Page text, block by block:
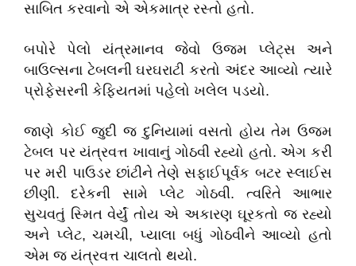
સાબિત કરવાનો એ એકમાત્ર રસ્તો હતો.
બપોરે પેલો યંત્રમાનવ જેવો ઉજમ પ્લેટ્સ
અને
બાઉલ્સના ટેબલની ઘરઘરાટી કરતો અંદર આવ્યો ત્યારે
પ્રોફેસરની કેફિયતમાં પહેલો ખલેલ પડયો.
જાણે કોઈ જુદી જ દુનિયામાં વસતો હોય તેમ ઉજમ
ટેબલ પર યંત્રવત્ત ખાવાનું ગોઠવી રહ્યો હતો.એગ કરી
પર મરી પાઉડર છાંટીને તેણે સફાઈપૂર્વક બટર સ્લાઈસ
છીણી.દરેકની સામે પ્લેટ ગોઠવી. ત્વરિતે
આભાર
સુચવતું સ્મિત વેર્યું તોય એ અકારણ ઘૂરકતો જ રહ્યો
અને પ્લેટ,ચમચી,પ્યાલા બધું ગોઠવીને આવ્યો હતો
એમ જ યંત્રવત્ત ચાલતો થયો.